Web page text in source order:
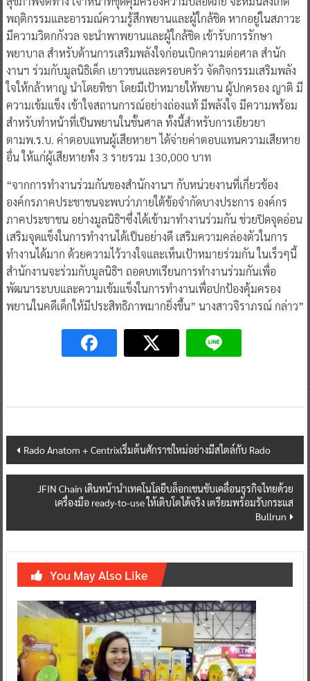
พฤติกรรมและอารมณ์ความรู้สึกพยานและผู้ใกล้ชิด หากอยู่ในสภาวะ
มีความวิตกกังวล จะนำพาพยานและผู้ใกล้ชิด เข้ารับการรักษา
พยาบาล สำหรับด้านการเสริมพลังใจก่อนเบิกความต่อศาล สำนัก
งานฯ ร่วมกับมูลนิธิเด็ก เยาวชนและครอบครัว จัดกิจกรรมเสริมพลัง
ใจให้กล้าหาญ นำโดยทิชา โดยมีเป้าหมายให้พยาน ผู้ปกครอง ญาติ มี
ความเข้มแข็ง เข้าใจสถานการณ์อย่างถ่องแท้ มีพลังใจ มีความพร้อม
สำหรับทำหน้าที่เป็นพยานในชั้นศาล ทั้งนี้สำหรับการเยียวยา
ตามพ.ร.บ. ค่าตอบแทนผู้เสียหายฯ ได้จ่ายค่าตอบแทนความเสียหาย
อื่น ให้แก่ผู้เสียหายทั้ง 3 รายรวม 130,000 บาท
“จากการทำงานร่วมกันของสำนักงานฯ กับหน่วยงานที่เกี่ยวข้อง
องค์กรภาคประชาชนจะพบว่าภายใต้ข้อจำกัดบางประการ องค์กร
ภาคประชาชน อย่างมูลนิธิฯซึ่งได้เข้ามาทำงานร่วมกัน ช่วยปิดจุดอ่อน
เสริมจุดแข็งในการทำงานได้เป็นอย่างดี เสริมความคล่องตัวในการ
ทำงานได้มาก ด้วยความไว้วางใจและเห็นเป้าหมายร่วมกัน ในเร็วๆนี้
สำนักงานจะร่วมกับมูลนิธิฯ ถอดบทเรียนการทำงานร่วมกันเพื่อ
พัฒนาระบบและความเข้มแข็งในการทำงานเพื่อปกป้องคุ้มครอง
พยานในคดีเด็กให้มีประสิทธิภาพมากยิ่งขึ้น” นางสาวจิราภรณ์ กล่าว”
Post
navigation
Rado Anatom + Centrixเริ่มต้นศักราชใหม่อย่างมีสไตล์กับ Rado
JFIN Chain เดินหน้านำเทคโนโลยีบล็อกเชนขับเคลื่อนธุรกิจไทยด้วย
เครื่องมือ ready-to-use ให้เติบโตได้จริง เตรียมพร้อมรับกระแส
Bullrun
You May Also Like